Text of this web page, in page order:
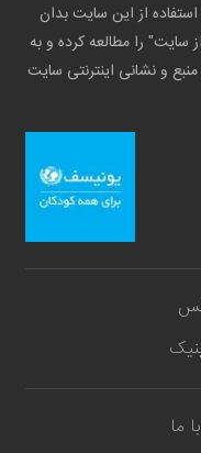
استفاده از این سایت بدان
سایت" را مطالعه کرده و به
و نشانی اینترنتی سایت
ما